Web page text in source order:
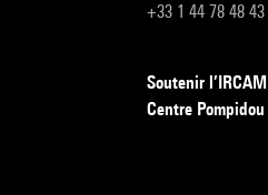
+33 1 44 78 48 43
Soutenir l’IRCAM
Centre Pompidou